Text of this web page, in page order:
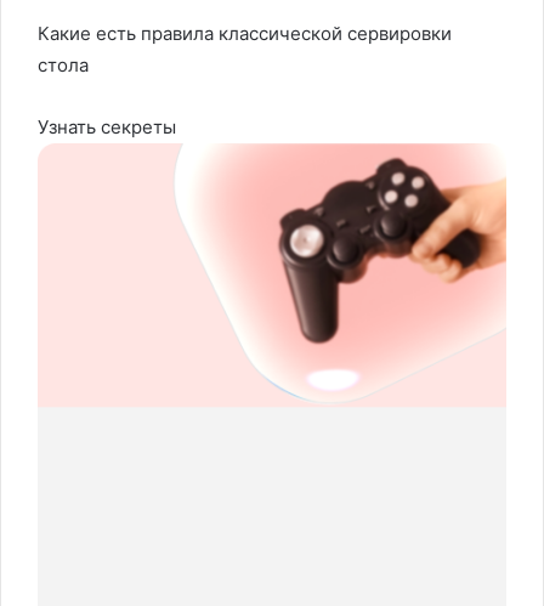
Какие есть правила классической сервировки
стола
Узнать секреты